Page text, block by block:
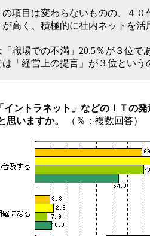
項目は変わらないものの、４０
高く、積極的に社内ネットを活
職場での不満」20.5％が３位で
は「経営上の提言」が３位という
イントラネット」などのＩＴの
思いますか。
（％：複数回答）